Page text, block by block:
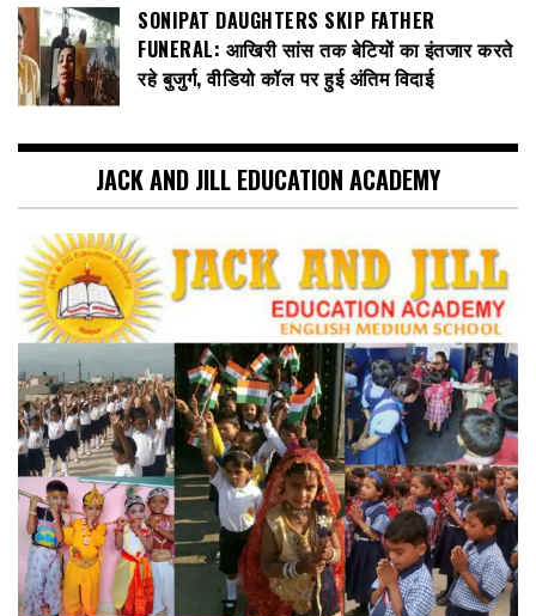
SONIPAT DAUGHTERS SKIP FATHER
FUNERAL: आखिरी सांस तक बेटियों का इंतजार करते
रहे बुजुर्ग, वीडियो कॉल पर हुई अंतिम विदाई
JACK AND JILL EDUCATION ACADEMY